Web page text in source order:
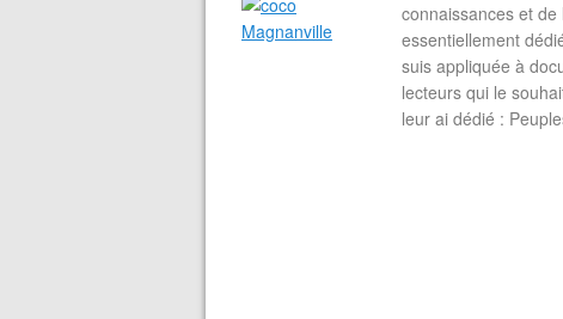
connaissances et
essentiellement
suis appliquée à
lecteurs qui le
leur ai dédié :